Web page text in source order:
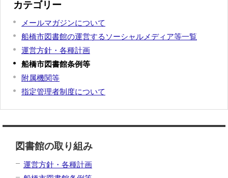
カテゴリー
メールマガジンについて
船橋市図書館の運営するソーシャルメディア等一覧
運営方針・各種計画
船橋市図書館条例等
附属機関等
指定管理者制度について
図書館の取り組み
運営方針・各種計画